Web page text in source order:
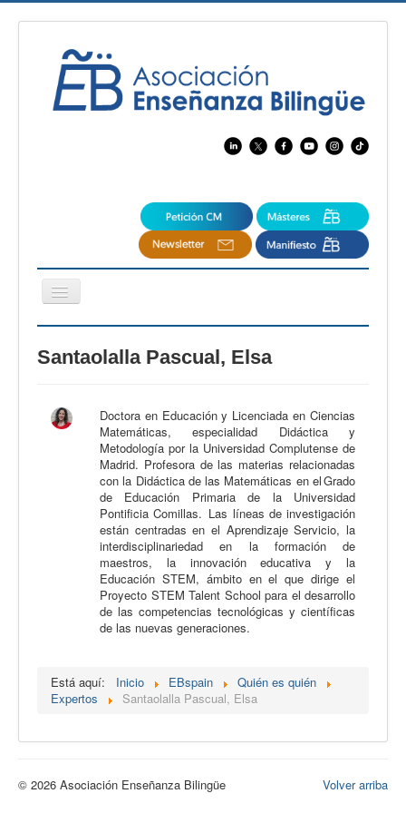
Cambiar
navegación
CertAcleB
Calidad
Artículos
Recursos
Observatorio EB
Santaolalla Pascual, Elsa
Doctora en Educación y Licenciada en Ciencias
Matemáticas, especialidad Didáctica y
Metodología por la Universidad Complutense de
Madrid. Profesora de las materias relacionadas
con la Didáctica de las Matemáticas en el Grado
de Educación Primaria de la Universidad
Pontificia Comillas. Las líneas de investigación
están centradas en el Aprendizaje Servicio, la
interdisciplinariedad en la formación de
maestros, la innovación educativa y la
Educación STEM, ámbito en el que dirige el
Proyecto STEM Talent School para el desarrollo
de las competencias tecnológicas y científicas
de las nuevas generaciones.
Está aquí: Inicio EBspain
Quién es quién
Expertos
Santaolalla Pascual, Elsa
Volver arriba
© 2026 Asociación Enseñanza Bilingüe